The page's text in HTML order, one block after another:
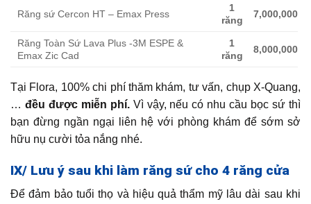
Răng sứ Cercon HT – Emax Press
1
răng
7,000,000
Răng Toàn Sứ Lava Plus -3M ESPE &
Emax Zic Cad
1
răng
8,000,000
Tại Flora, 100% chi phí thăm khám, tư vấn, chụp X-Quang,
… đều được miễn phí.Vì vậy, nếu có nhu cầu bọc sứ thì
bạn đừng ngần ngại liên hệ với phòng khám để sớm sở
hữu nụ cười tỏa nắng nhé.
IX/ Lưu ý sau khi làm răng sứ cho 4 răng cửa
Để đảm bảo tuổi thọ và hiệu quả thẩm mỹ lâu dài sau khi